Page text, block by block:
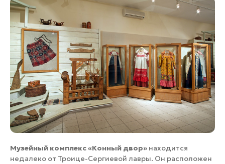
Музейный комплекс «Конный двор» находится
недалеко от Троице-Сергиевой лавры. Он расположен